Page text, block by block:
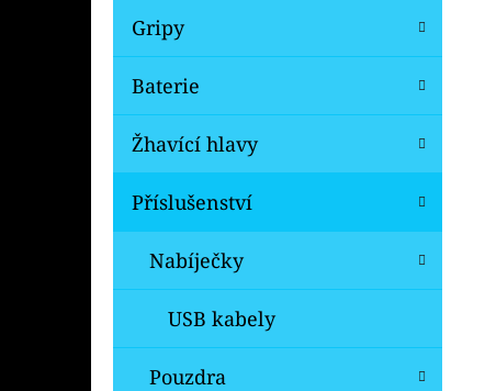
Gripy
Baterie
Žhavící hlavy
Příslušenství
Nabíječky
USB kabely
Pouzdra